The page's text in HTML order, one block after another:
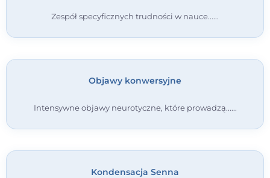
Zespół specyficznych trudności w nauce...
Objawy konwersyjne
Intensywne objawy neurotyczne, które prowadzą...
Kondensacja Senna